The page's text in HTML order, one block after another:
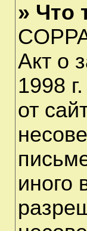
» Что
Акт о
1998
от
иного